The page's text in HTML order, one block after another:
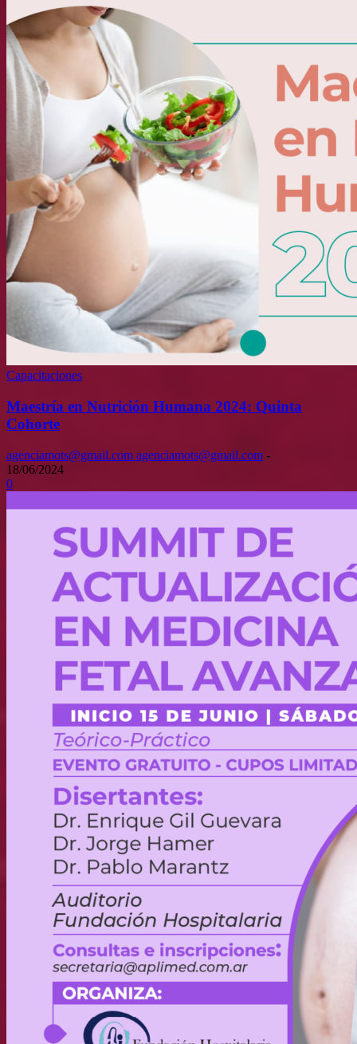
Capacitaciones
Maestría en Nutrición Humana 2024: Quinta
Cohorte
agenciamots@gmail.com agenciamots@gmail.com -
18/06/2024
0